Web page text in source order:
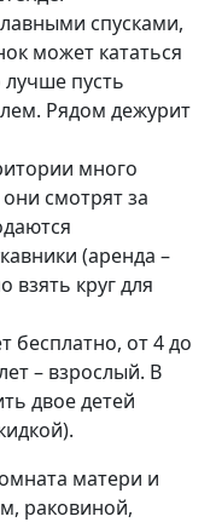
спусками,
может кататься
лучше пусть
Рядом дежурит
много
смотрят за
(аренда –
взять круг для
бесплатно, от 4 до
– взрослый. В
двое детей
матери и
раковиной,